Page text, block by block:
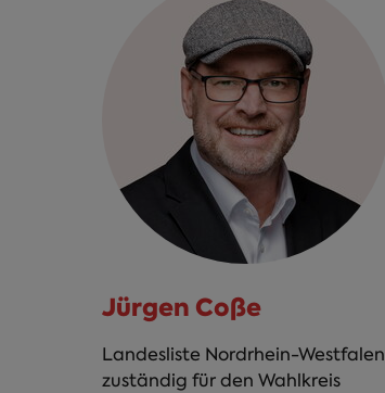
Jürgen Coße
Landesliste Nordrhein-Westfalen
zuständig für den Wahlkreis